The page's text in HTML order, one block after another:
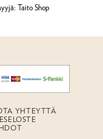
Taito Shop
YHTEYTTÄ